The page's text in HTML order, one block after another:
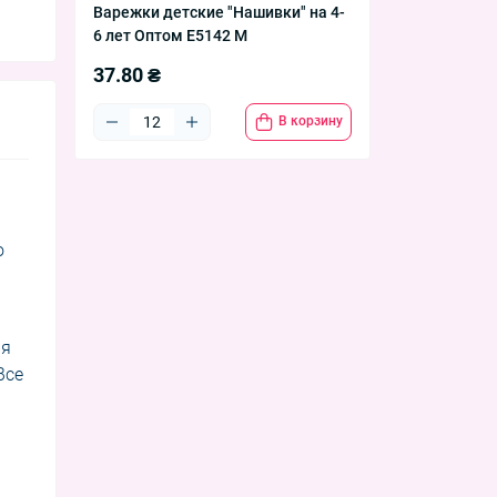
Варежки детские "Нашивки" на 4-
6 лет Оптом E5142 M
37.80 ₴
В корзину